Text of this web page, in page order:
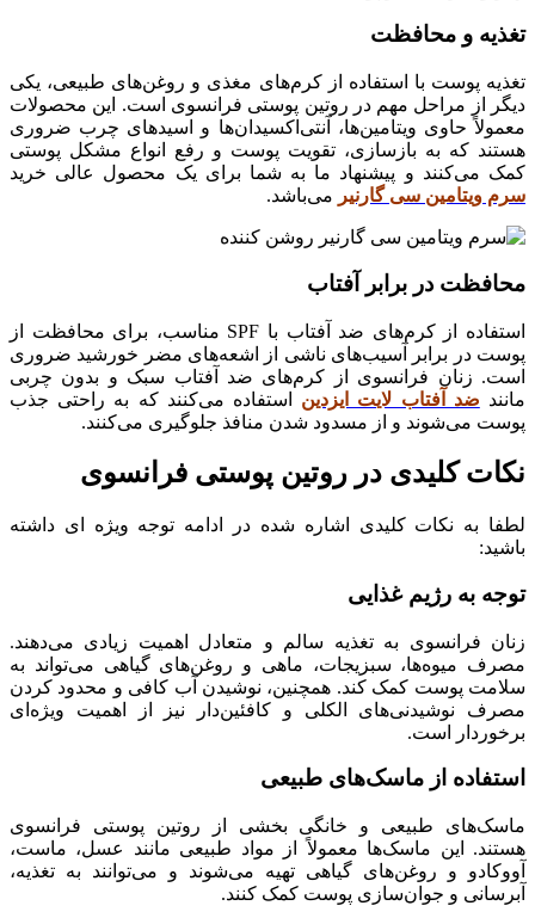
تغذیه و محافظت
تغذیه پوست با استفاده از کرم‌های مغذی و روغن‌های طبیعی، یکی
دیگر از مراحل مهم در روتین پوستی فرانسوی است. این محصولات
معمولاً حاوی ویتامین‌ها، آنتی‌اکسیدان‌ها و اسیدهای چرب ضروری
هستند که به بازسازی، تقویت پوست و رفع انواع مشکل پوستی
کمک می‌کنند و پیشنهاد ما به شما برای یک محصول عالی خرید
سرم ویتامین سی گارنیر می‌باشد.
محافظت در برابر آفتاب
استفاده از کرم‌های ضد آفتاب با SPF مناسب، برای محافظت از
پوست در برابر آسیب‌های ناشی از اشعه‌های مضر خورشید ضروری
است. زنان فرانسوی از کرم‌های ضد آفتاب سبک و بدون چربی
مانند ضد آفتاب لایت ایزدین استفاده می‌کنند که به راحتی جذب
پوست می‌شوند و از مسدود شدن منافذ جلوگیری می‌کنند.
نکات کلیدی در روتین پوستی فرانسوی
لطفا به نکات کلیدی اشاره شده در ادامه توجه ویژه ای داشته
باشید:
توجه به رژیم غذایی
زنان فرانسوی به تغذیه سالم و متعادل اهمیت زیادی می‌دهند.
مصرف میوه‌ها، سبزیجات، ماهی و روغن‌های گیاهی می‌تواند به
سلامت پوست کمک کند. همچنین، نوشیدن آب کافی و محدود کردن
مصرف نوشیدنی‌های الکلی و کافئین‌دار نیز از اهمیت ویژه‌ای
برخوردار است.
استفاده از ماسک‌های طبیعی
ماسک‌های طبیعی و خانگی بخشی از روتین پوستی فرانسوی
هستند. این ماسک‌ها معمولاً از مواد طبیعی مانند عسل، ماست،
آووکادو و روغن‌های گیاهی تهیه می‌شوند و می‌توانند به تغذیه،
آبرسانی و جوان‌سازی پوست کمک کنند.